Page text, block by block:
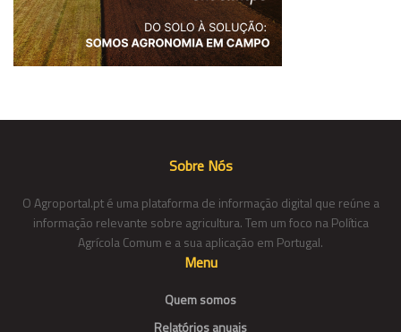
Sobre Nós
O Agroportal.pt é uma plataforma de informação digital que reúne a
informação relevante sobre agricultura. Tem um foco na Política
Agrícola Comum e a sua aplicação em Portugal.
Menu
Quem somos
Relatórios anuais